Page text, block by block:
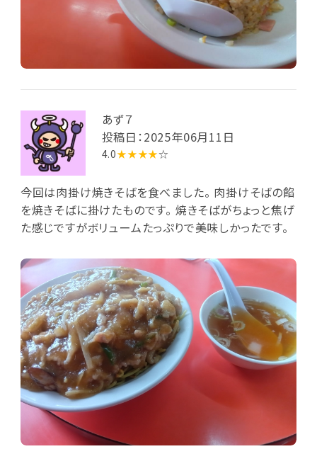
あず７
投稿日：2025年06月11日
4.0★★★★☆
今回は肉掛け焼きそばを食べました。 肉掛けそばの餡
を焼きそばに掛けたものです。 焼きそばがちょっと焦げ
た感じですがボリュームたっぷりで美味しかったです。